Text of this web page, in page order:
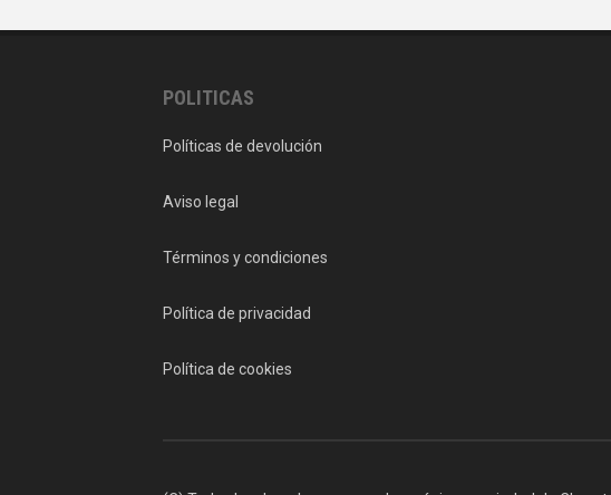
POLITICAS
Políticas de devolución
Aviso legal
Términos y condiciones
Política de privacidad
Política de cookies